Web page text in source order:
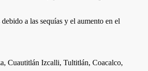
a las sequías y el aumento en el
Cuautitlán Izcalli, Tultitlán, Coacalco,